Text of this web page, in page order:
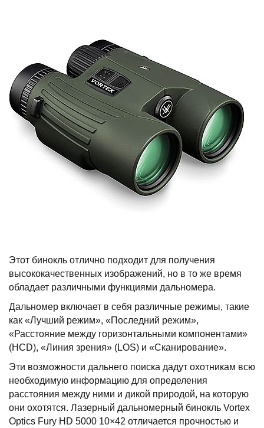
Этот бинокль отлично подходит для получения
высококачественных изображений, но в то же время
обладает различными функциями дальномера.
Дальномер включает в себя различные режимы, такие
как «Лучший режим», «Последний режим»,
«Расстояние между горизонтальными компонентами»
(HCD), «Линия зрения» (LOS) и «Сканирование».
Эти возможности дальнего поиска дадут охотникам всю
необходимую информацию для определения
расстояния между ними и дикой природой, на которую
они охотятся. Лазерный дальномерный бинокль Vortex
Optics Fury HD 5000 10×42 отличается прочностью и